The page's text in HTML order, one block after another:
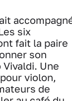
six
fait la paire
son
Une
violon,
de